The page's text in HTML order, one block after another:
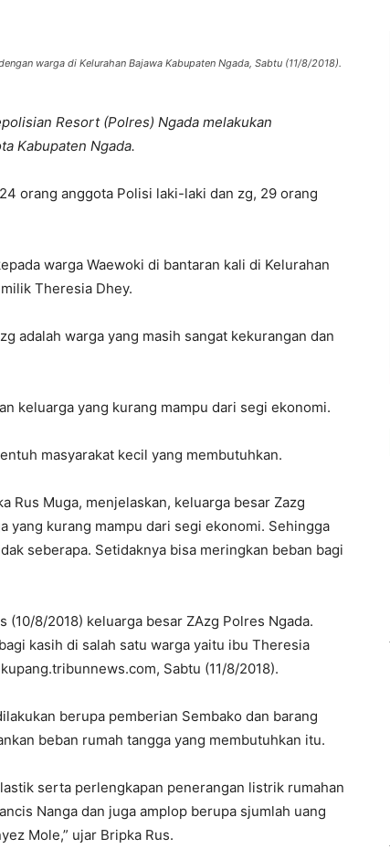
warga di Kelurahan Bajawa Kabupaten Ngada, Sabtu (11/8/2018).
Resort (Polres) Ngada melakukan
Kabupaten Ngada.
orang anggota Polisi laki-laki dan zg, 29 orang
warga Waewoki di bantaran kali di Kelurahan
Theresia Dhey.
adalah warga yang masih sangat kekurangan dan
keluarga yang kurang mampu dari segi ekonomi.
masyarakat kecil yang membutuhkan.
Rus Muga, menjelaskan, keluarga besar Zazg
yang kurang mampu dari segi ekonomi. Sehingga
seberapa. Setidaknya bisa meringkan beban bagi
(10/8/2018) keluarga besar ZAzg Polres Ngada.
kasih di salah satu warga yaitu ibu Theresia
Sabtu (11/8/2018).
berupa pemberian Sembako dan barang
beban rumah tangga yang membutuhkan itu.
serta perlengkapan penerangan listrik rumahan
Nanga dan juga amplop berupa sjumlah uang
Mole,” ujar Bripka Rus.